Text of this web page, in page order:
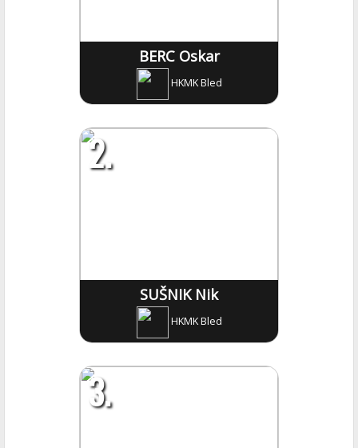
BERC Oskar
HKMK Bled
2.
SUŠNIK Nik
HKMK Bled
3.